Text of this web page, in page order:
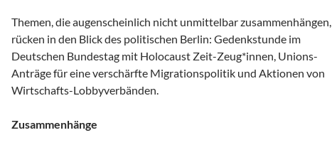
Themen, die augenscheinlich nicht unmittelbar zusammenhängen,
rücken in den Blick des politischen Berlin: Gedenkstunde im
Deutschen Bundestag mit Holocaust Zeit-Zeug*innen, Unions-
Anträge für eine verschärfte Migrationspolitik und Aktionen von
Wirtschafts-Lobbyverbänden.
Zusammenhänge